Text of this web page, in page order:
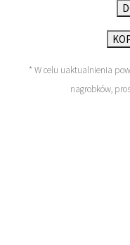
* W celu uaktualnienia
nagrobków,